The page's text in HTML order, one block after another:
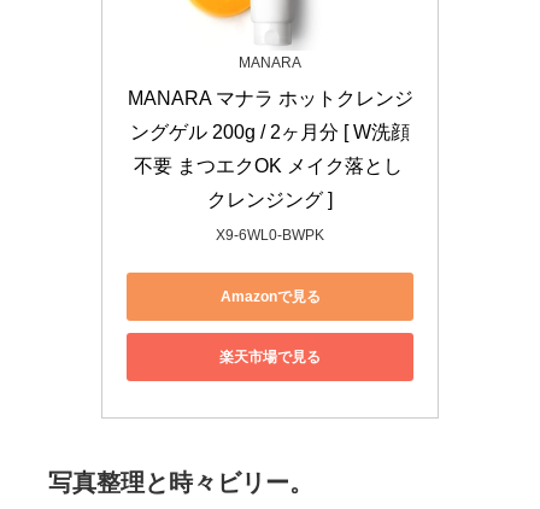
MANARA
MANARA マナラ ホットクレンジ
ングゲル 200g / 2ヶ月分 [ W洗顔
不要 まつエクOK メイク落とし
クレンジング ]
X9-6WL0-BWPK
Amazonで見る
楽天市場で見る
写真整理と時々ビリー。